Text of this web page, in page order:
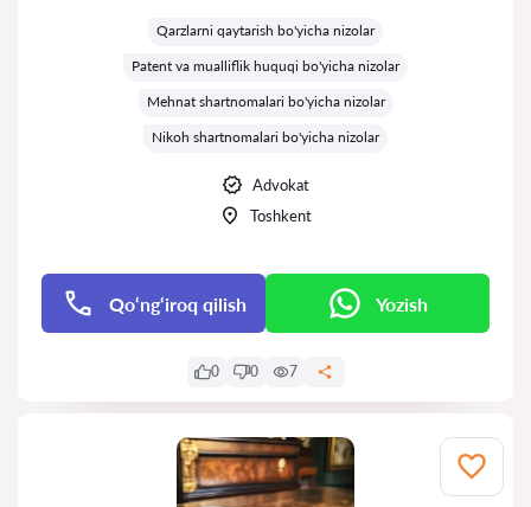
Qarzlarni qaytarish bo'yicha nizolar
Patent va mualliflik huquqi bo'yicha nizolar
Mehnat shartnomalari bo'yicha nizolar
Nikoh shartnomalari bo'yicha nizolar
Advokat
Toshkent
Qo‘ng‘iroq qilish Yozish
0 0 7